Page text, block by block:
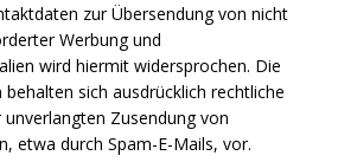
zur Übersendung von nicht
Werbung und
wird hiermit widersprochen. Die
sich ausdrücklich rechtliche
Zusendung von
etwa durch Spam-E-Mails, vor.